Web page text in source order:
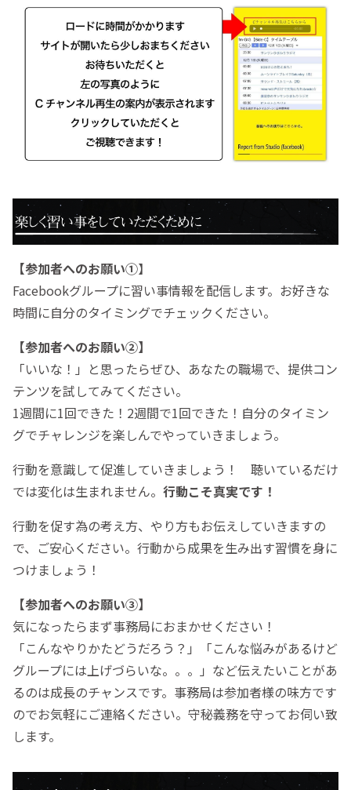
【参加者へのお願い①】
Facebookグループに習い事情報を配信します。お好きな
時間に自分のタイミングでチェックください。
【参加者へのお願い②】
「いいな！」と思ったらぜひ、あなたの職場で、提供コン
テンツを試してみてください。
1週間に1回できた！2週間で1回できた！自分のタイミン
グでチャレンジを楽しんでやっていきましょう。
行動を意識して促進していきましょう！ 聴いているだけ
では変化は生まれません。 行動こそ真実です！
行動を促す為の考え方、やり方もお伝えしていきますの
で、ご安心ください。行動から成果を生み出す習慣を身に
つけましょう！
【参加者へのお願い③】
気になったらまず事務局におまかせください！
「こんなやりかたどうだろう？」「こんな悩みがあるけど
グループには上げづらいな。。。」など伝えたいことがあ
るのは成長のチャンスです。事務局は参加者様の味方です
のでお気軽にご連絡ください。守秘義務を守ってお伺い致
します。